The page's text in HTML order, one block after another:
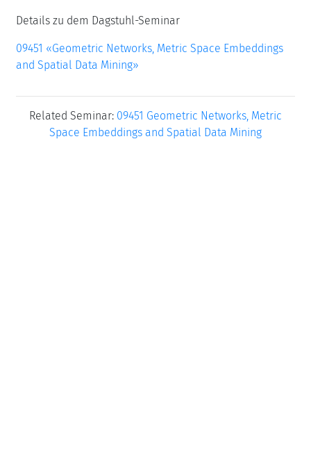
Details zu dem Dagstuhl-Seminar
09451 «Geometric Networks, Metric Space Embeddings
and Spatial Data Mining»
Related Seminar: 09451 Geometric Networks, Metric
Space Embeddings and Spatial Data Mining